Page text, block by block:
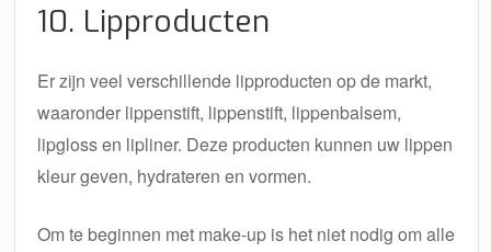
10. Lipproducten
Er zijn veel verschillende lipproducten op de markt,
waaronder lippenstift, lippenstift, lippenbalsem,
lipgloss en lipliner. Deze producten kunnen uw lippen
kleur geven, hydrateren en vormen.
Om te beginnen met make-up is het niet nodig om alle